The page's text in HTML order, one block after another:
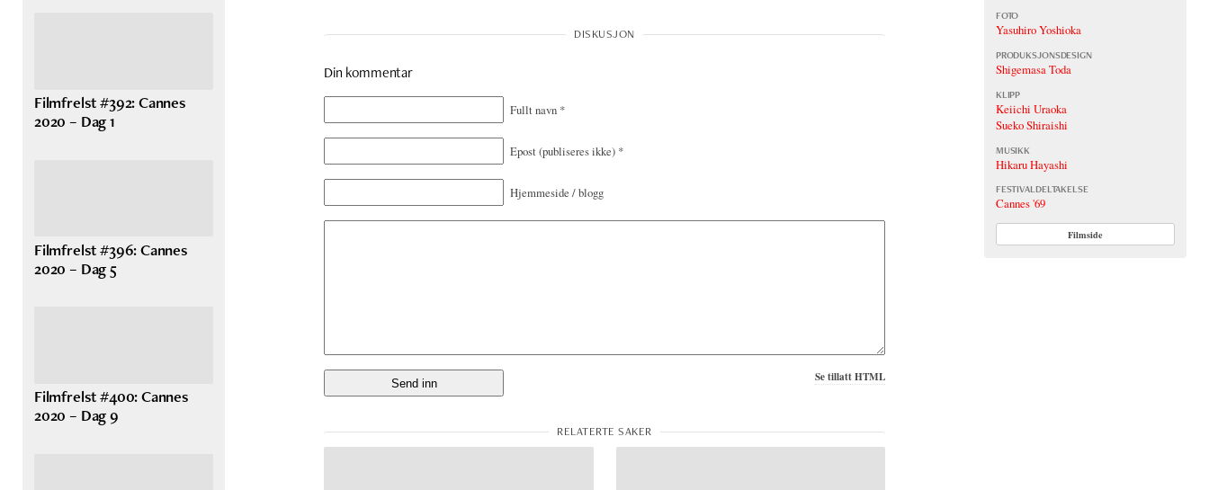
Din kommentar
Fullt navn *
Epost(publiseres ikke) *
Hjemmeside / blogg
Se tillatt HTML
Filmfrelst #392: Cannes
2020 – Dag 1
Filmfrelst #396: Cannes
2020 – Dag 5
Filmfrelst #400: Cannes
2020 – Dag 9
FOTO
Yasuhiro Yoshioka
PRODUKSJONSDESIGN
Shigemasa Toda
KLIPP
Keiichi Uraoka
Sueko Shiraishi
MUSIKK
Hikaru Hayashi
FESTIVALDELTAKELSE
Cannes '69
Filmside